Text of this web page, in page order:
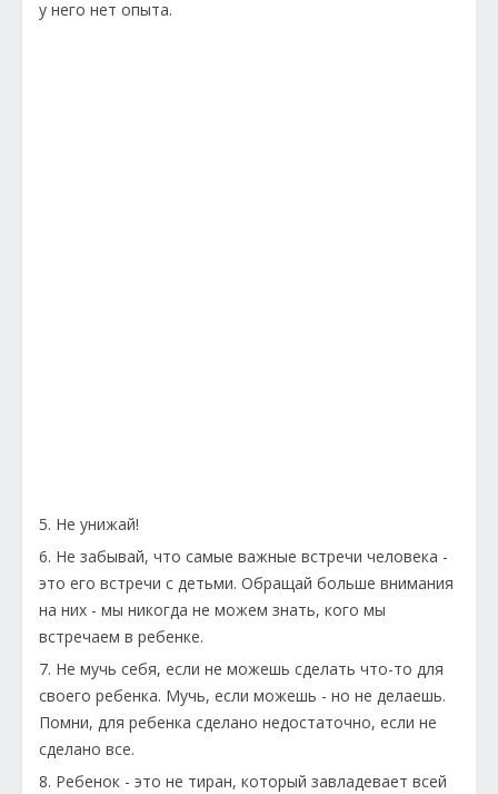
у него нет опыта.
5. Не унижай!
6. Не забывай, что самые важные встречи человека -
это его встречи с детьми. Обращай больше внимания
на них - мы никогда не можем знать, кого мы
встречаем в ребенке.
7. Не мучь себя, если не можешь сделать что-то для
своего ребенка. Мучь, если можешь - но не делаешь.
Помни, для ребенка сделано недостаточно, если не
сделано все.
8. Ребенок - это не тиран, который завладевает всей